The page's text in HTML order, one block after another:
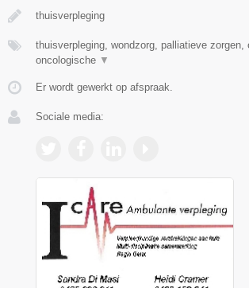
thuisverpleging
thuisverpleging, wondzorg, palliatieve zorgen,
oncologische ▼
Er wordt gewerkt op afspraak.
Sociale media: